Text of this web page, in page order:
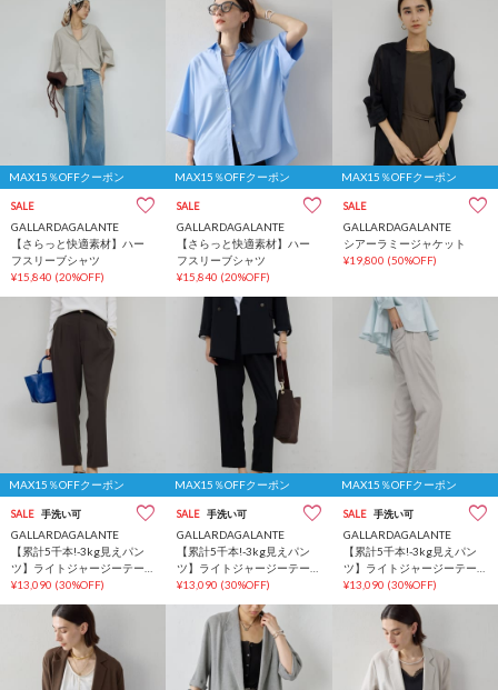
MAX15％OFFクーポン
SALE
GALLARDAGALANTE
【さらっと快適素材】ハー
フスリーブシャツ
¥15,840 (20%OFF)
MAX15％OFFクーポン
SALE
GALLARDAGALANTE
【さらっと快適素材】ハー
フスリーブシャツ
¥15,840 (20%OFF)
MAX15％OFFクーポン
SALE
GALLARDAGALANTE
シアーラミージャケット
¥19,800 (50%OFF)
MAX15％OFFクーポン
SALE 手洗い可
GALLARDAGALANTE
【累計5千本!-3kg見えパン
ツ】ライトジャージーテー
パードパンツ
¥13,090 (30%OFF)
MAX15％OFFクーポン
SALE 手洗い可
GALLARDAGALANTE
【累計5千本!-3kg見えパン
ツ】ライトジャージーテー
パードパンツ
¥13,090 (30%OFF)
MAX15％OFFクーポン
SALE 手洗い可
GALLARDAGALANTE
【累計5千本!-3kg見えパン
ツ】ライトジャージーテー
パードパンツ
¥13,090 (30%OFF)